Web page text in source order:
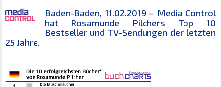
Baden-Baden, 11.02.2019 – Media Control
hat Rosamunde Pilchers Top 10
Bestseller und TV-Sendungen der letzten
25 Jahre.